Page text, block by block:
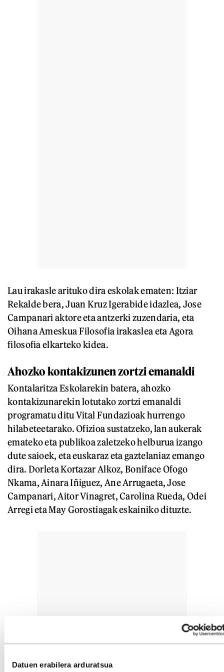
Datuen erabilera arduratsua
Lau irakasle arituko dira eskolak ematen: Itziar
Rekalde bera, Juan Kruz Igerabide idazlea, Jose
Campanari aktore eta antzerki zuzendaria, eta
Oihana Ameskua Filosofia irakaslea eta Agora
filosofia elkarteko kidea.
Ahozko kontakizunen zortzi emanaldi
Kontalaritza Eskolarekin batera, ahozko
kontakizunarekin lotutako zortzi emanaldi
programatu ditu Vital Fundazioak hurrengo
hilabeteetarako. Ofizioa sustatzeko, lan aukerak
emateko eta publikoa zaletzeko helburua izango
dute saioek, eta euskaraz eta gaztelaniaz emango
dira. Dorleta Kortazar Alkoz, Boniface Ofogo
Nkama, Ainara Iñiguez, Ane Arrugaeta, Jose
Campanari, Aitor Vinagret, Carolina Rueda, Odei
Arregi eta May Gorostiagak eskainiko dituzte.